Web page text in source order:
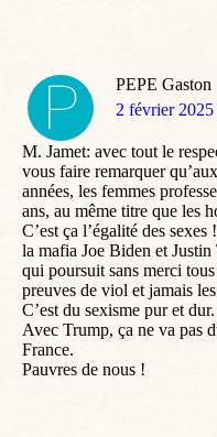
PEPE Gaston
dit
2 février
M. Jamet: avec tout le
vous faire remarquer
années, les femmes
ans, au même titre que les
C’est ça l’égalité des
la mafia Joe Biden et
qui poursuit sans merci
preuves de viol et jamais
C’est du sexisme pur et dur.
Avec Trump, ça ne va pas
France.
Pauvres de nous !